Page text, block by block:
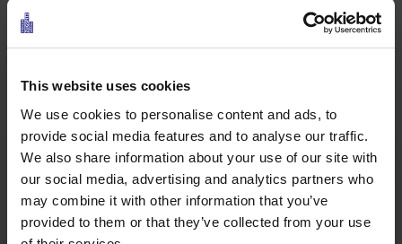
This website uses cookies
We use cookies to personalise content and ads, to
provide social media features and to analyse our traffic.
We also share information about your use of our site with
our social media, advertising and analytics partners who
may combine it with other information that you’ve
provided to them or that they’ve collected from your use